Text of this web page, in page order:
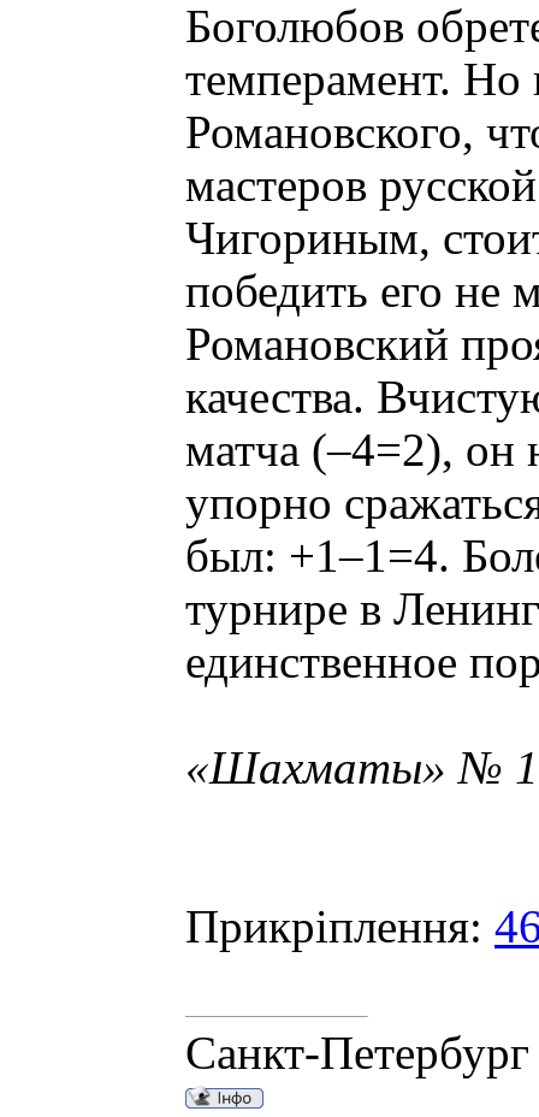
Боголюбов
темперамент. Но
Романовского,
мастеров
Чигориным,
победить его не
Романовский
качества.
матча (–4=2), он
упорно
был: +1–1=4.
турнире в
единственное
«Шахматы» №
Прикріплення:
Санкт-Петербург